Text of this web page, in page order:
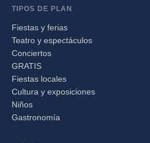
TIPOS DE PLAN
Fiestas y ferias
Teatro y espectáculos
Conciertos
GRATIS
Fiestas locales
Cultura y exposiciones
Niños
Gastronomía